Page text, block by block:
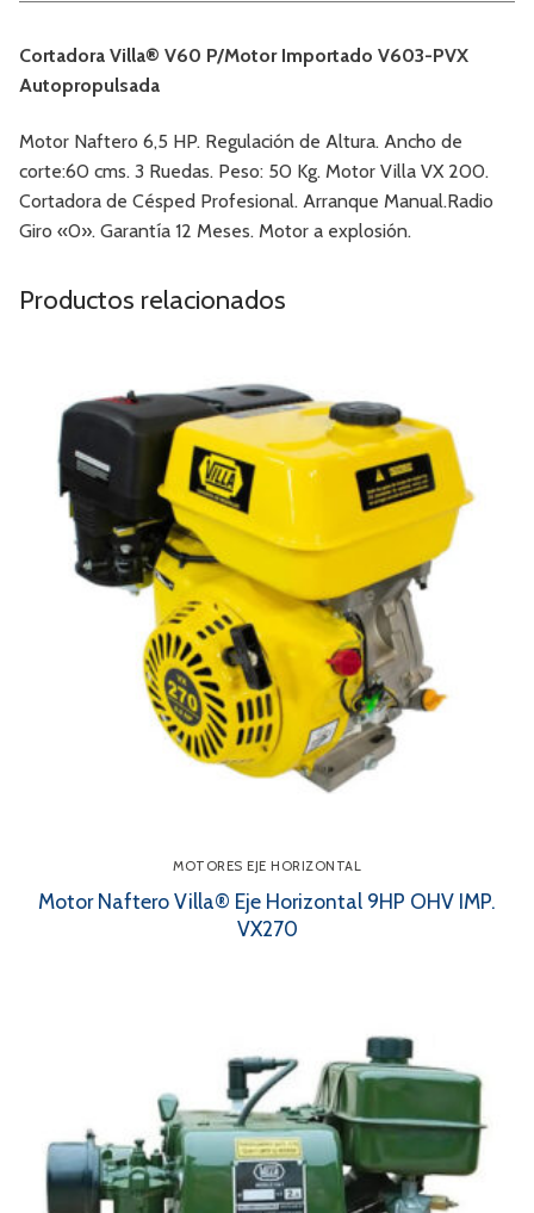
Cortadora Villa® V60 P/Motor Importado V603-PVX
Autopropulsada
Motor Naftero 6,5 HP. Regulación de Altura. Ancho de
corte:60 cms. 3 Ruedas. Peso: 50 Kg. Motor Villa VX 200.
Cortadora de Césped Profesional. Arranque Manual.Radio
Giro «0». Garantía 12 Meses. Motor a explosión.
Productos relacionados
MOTORES EJE HORIZONTAL
Motor Naftero Villa® Eje Horizontal 9HP OHV IMP.
VX270